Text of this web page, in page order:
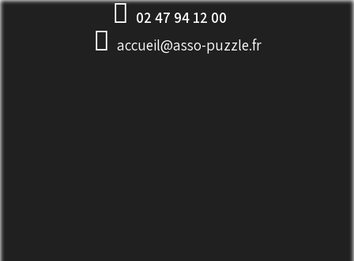
Skip
02 47 94 12 00
accueil@asso-puzzle.fr